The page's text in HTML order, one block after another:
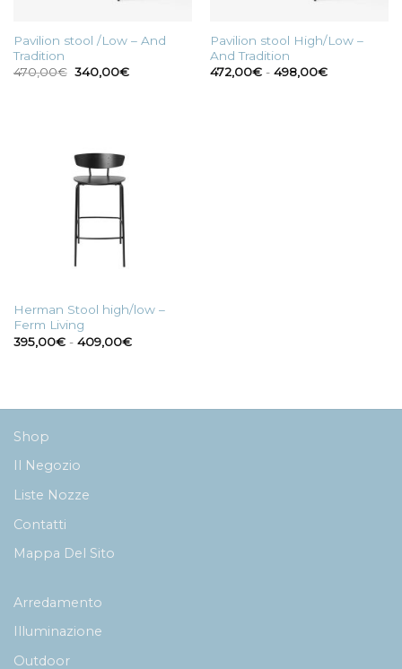
Pavilion stool /Low – And
Tradition
470,00€ Il
prezzo
340,00€Il
Pavilion stool High/Low –
And Tradition
472,00€ - 498,00€Fascia
Herman Stool high/low –
Ferm Living
395,00€ - 409,00€Fascia
409,00€
Shop
Il Negozio
Liste Nozze
Contatti
Mappa Del Sito
Arredamento
Illuminazione
Outdoor